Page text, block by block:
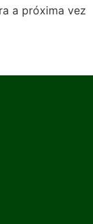
a próxima vez